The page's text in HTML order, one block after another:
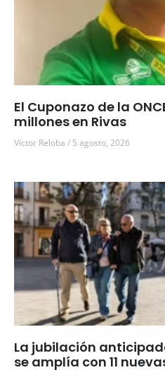
El Cuponazo de la
millones en Rivas
Víctor Reloba 5 agosto, 2026
La jubilación
se amplía con 11